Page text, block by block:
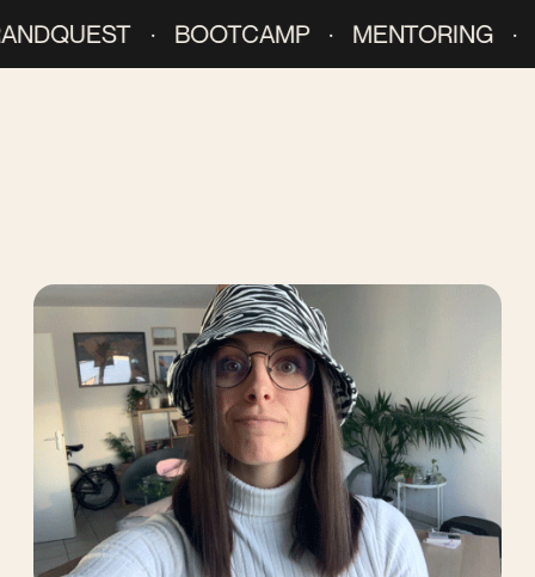
· BOOTCAMP · MENTORING ·